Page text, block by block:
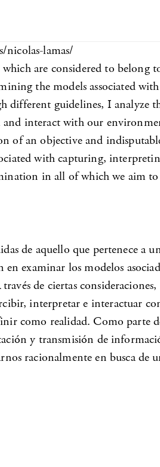
nicolas-lamas/
are considered to
the models associated
guidelines, I analyze
interact with our
of an objective and
with capturing,
in all of which we aim
de aquello que pertenece a
examinar los modelos
de ciertas
interpretar e interactuar
como realidad. Como parte
y transmisión de
racionalmente en busca de